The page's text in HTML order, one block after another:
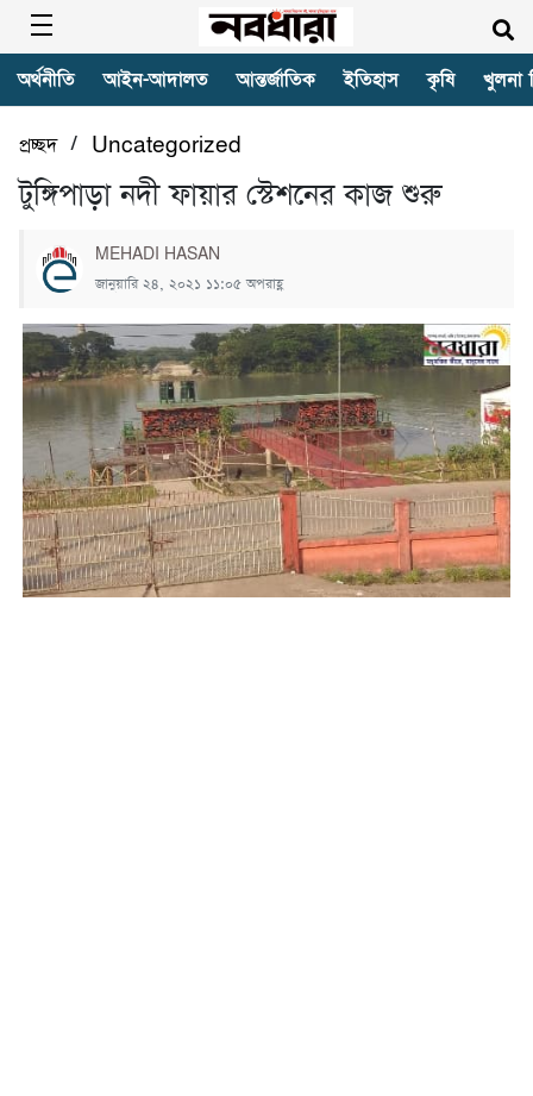
অর্থনীতি আইন-আদালত আন্তর্জাতিক ইতিহাস কৃষি খুলনা
প্রচ্ছদ/ Uncategorized
টুঙ্গিপাড়া নদী ফায়ার স্টেশনের কাজ শুরু
MEHADI HASAN
জানুয়ারি ২৪, ২০২১ ১১:০৫ অপরাহ্ণ